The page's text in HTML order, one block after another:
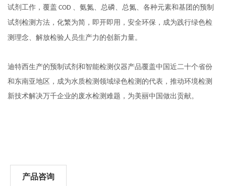
试剂工作 ，覆盖 COD
、氨氮、总磷、总氮、各种元素和基团的预制
试剂检测方法 ，化繁为简 ， 即开即用 ，安全环保 ， 成为践行绿色检
测理念、解放检验人员生产力的创新力量。
迪特西生产的预制试剂和智能检测仪器产品覆盖中国近 二十个省份
和东南亚地区 ， 成为水质检测领域绿色检测的代表 ，推动环境检测
新技术解决万千企业的废水检测难题，为美丽中国做出贡献。
产品咨询